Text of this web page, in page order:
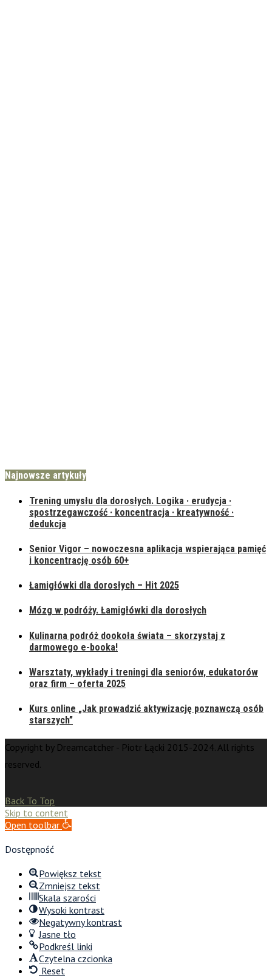
Najnowsze artykuły
Trening umysłu dla dorosłych. Logika · erudycja ·
spostrzegawczość · koncentracja · kreatywność ·
dedukcja
Senior Vigor – nowoczesna aplikacja wspierająca pamięć
i koncentrację osób 60+
Łamigłówki dla dorosłych – Hit 2025
Mózg w podróży. Łamigłówki dla dorosłych
Kulinarna podróż dookoła świata – skorzystaj z
darmowego e-booka!
Warsztaty, wykłady i treningi dla seniorów, edukatorów
oraz firm – oferta 2025
Kurs online „Jak prowadzić aktywizację poznawczą osób
starszych”
Copyright by Dreamcatcher - Piotr Łącki 2015-2024. All rights
reserved.
Back To Top
Skip to content
Open toolbar
Dostępność
Powiększ tekst
Zmniejsz tekst
Skala szarości
Wysoki kontrast
Negatywny kontrast
Jasne tło
Podkreśl linki
Czytelna czcionka
Reset